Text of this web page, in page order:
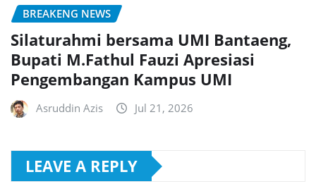
BREAKENG NEWS
Silaturahmi bersama UMI Bantaeng,
Bupati M.Fathul Fauzi Apresiasi
Pengembangan Kampus UMI
Asruddin Azis Jul 21, 2026
LEAVE A REPLY